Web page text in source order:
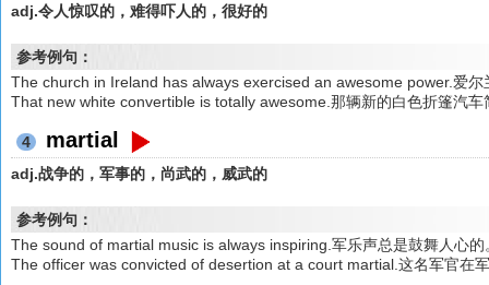
adj.令人惊叹的，难得吓人的，很好的
参考例句：
The church in Ireland has always exercised an awesome power.爱
That new white convertible is totally awesome.那辆新的白色折篷汽车
4 martial
adj.战争的，军事的，尚武的，威武的
参考例句：
The sound of martial music is always inspiring.军乐声总是鼓舞人心的
The officer was convicted of desertion at a court martial.这名军官在